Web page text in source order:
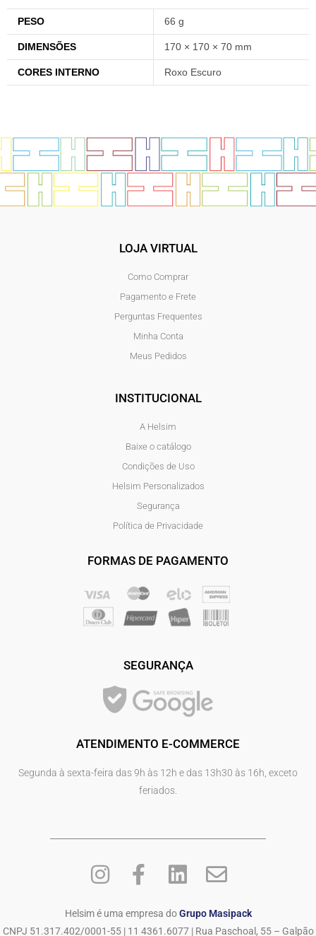
PESO 66 g
DIMENSÕES 170 × 170 × 70 mm
CORES INTERNO Roxo Escuro
LOJA VIRTUAL
Como Comprar
Pagamento e Frete
Perguntas Frequentes
Minha Conta
Meus Pedidos
INSTITUCIONAL
A Helsim
Baixe o catálogo
Condições de Uso
Helsim Personalizados
Segurança
Política de Privacidade
FORMAS DE PAGAMENTO
SEGURANÇA
ATENDIMENTO E-COMMERCE
Segunda à sexta-feira das 9h às 12h e das 13h30 às 16h, exceto
feriados.
Helsim é uma empresa doGrupo Masipack
CNPJ 51.317.402/0001-55 | 11 4361.6077 | Rua Paschoal, 55 – Galpão